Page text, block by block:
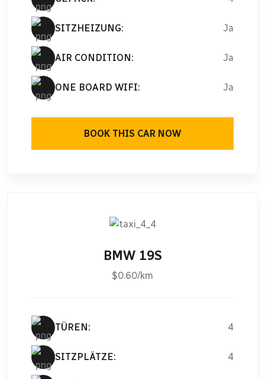
SITZHEIZUNG: Ja
AIR CONDITION: Ja
ONE BOARD WIFI: Ja
BOOK THIS CAR NOW
BMW 19S
$0.60/km
TÜREN: 4
SITZPLÄTZE: 4